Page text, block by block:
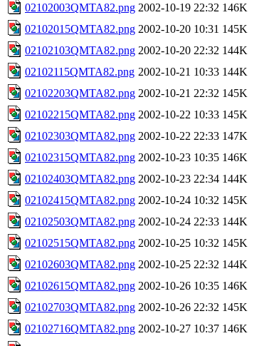
02102003QMTA82.png 2002-10-19 22:32 146K
02102015QMTA82.png 2002-10-20 10:31 145K
02102103QMTA82.png 2002-10-20 22:32 144K
02102115QMTA82.png 2002-10-21 10:33 144K
02102203QMTA82.png 2002-10-21 22:32 145K
02102215QMTA82.png 2002-10-22 10:33 145K
02102303QMTA82.png 2002-10-22 22:33 147K
02102315QMTA82.png 2002-10-23 10:35 146K
02102403QMTA82.png 2002-10-23 22:34 144K
02102415QMTA82.png 2002-10-24 10:32 145K
02102503QMTA82.png 2002-10-24 22:33 144K
02102515QMTA82.png 2002-10-25 10:32 145K
02102603QMTA82.png 2002-10-25 22:32 144K
02102615QMTA82.png 2002-10-26 10:35 146K
02102703QMTA82.png 2002-10-26 22:32 145K
02102716QMTA82.png 2002-10-27 10:37 146K